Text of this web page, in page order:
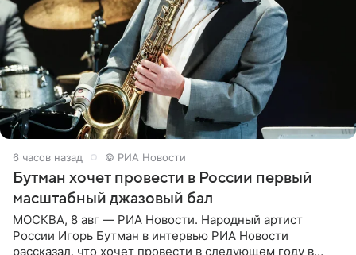
6 часов назад © РИА Новости
Бутман хочет провести в России первый
масштабный джазовый бал
МОСКВА, 8 авг — РИА Новости. Народный артист
России Игорь Бутман в интервью РИА Новости
рассказал, что хочет провести в следующем году в